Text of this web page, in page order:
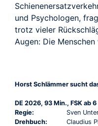
und Psychologen,
trotz vieler
Augen: Die
Horst Schlämmer sucht
DE 2026, 93 Min., FSK ab
Regie:
Sven
Drehbuch:
Claudius